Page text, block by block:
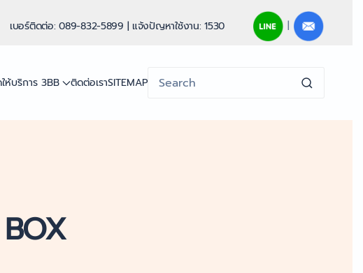
เบอร์ติดต่อ: 089-832-5899 | แจ้งปัญหาใช้งาน: 1530 |
ห้บริการ 3BB ติดต่อเราSITEMAP